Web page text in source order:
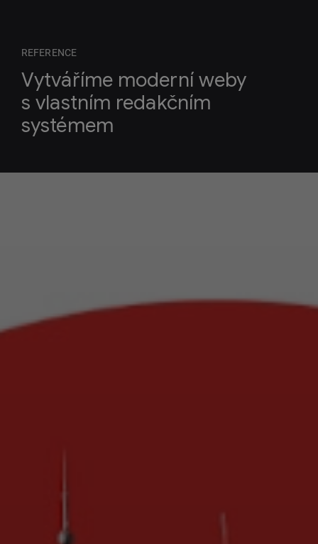
REFERENCE
Vytváříme moderní weby
s vlastním redakčním
systémem